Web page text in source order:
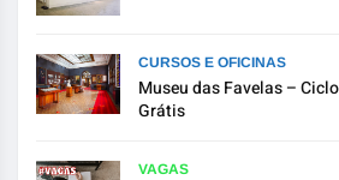
CURSOS E OFICINAS
Museu das Favelas –
Grátis
VAGAS